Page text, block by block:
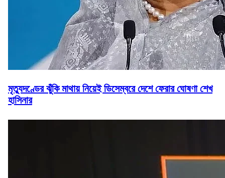
মৃত্যুদণ্ডের ঝুঁকি মাথায় নিয়েই ডিসেম্বরে দেশে ফেরার ঘোষণা শেখ
হাসিনার